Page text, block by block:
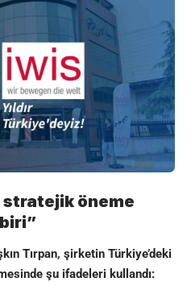
stratejik öneme
Tırpan, şirketin Türkiye’deki
şu ifadeleri kullandı: